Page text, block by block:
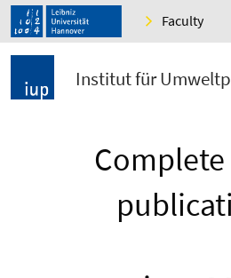
Faculty
Institut für